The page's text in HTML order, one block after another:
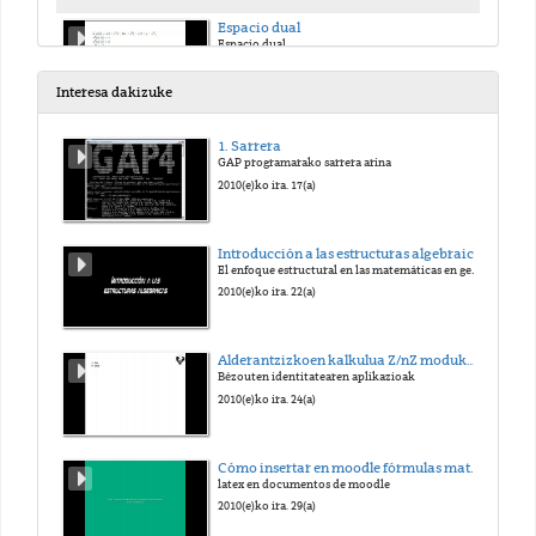
Espacio dual
Espacio dual
Interesa dakizuke
1. Sarrera
GAP programarako sarrera arina
2010(e)ko ira. 17(a)
El enfoque estructural en las matemáticas en general y en el álgebra en particular
2010(e)ko ira. 22(a)
Alderantzizkoen kalkulua Z/nZ moduko eraztunetan
Bézouten identitatearen aplikazioak
2010(e)ko ira. 24(a)
latex en documentos de moodle
2010(e)ko ira. 29(a)